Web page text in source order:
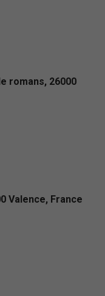
romans, 26000
Valence, France